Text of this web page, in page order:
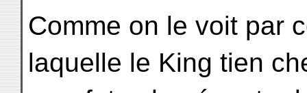
Comme on le voit par
laquelle le King tien